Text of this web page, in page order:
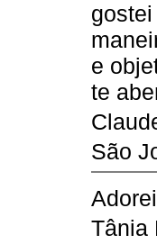
e
te
São
Tânia